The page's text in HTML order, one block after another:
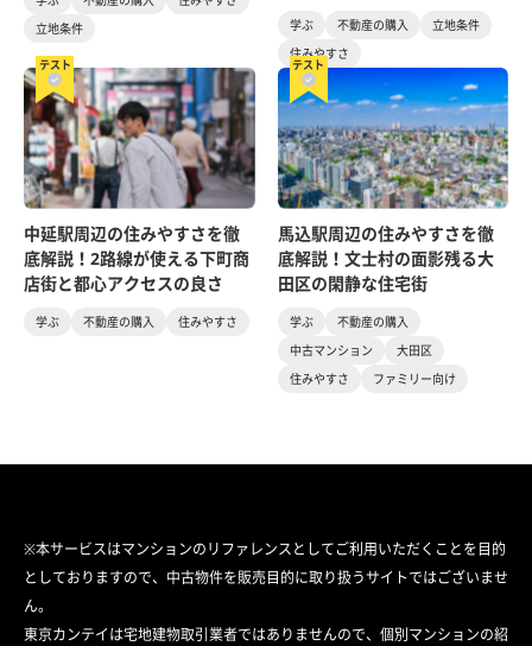
立地条件
学ぶ 不動産の購入
立地条件
住みやすさ
テスト
中延駅周辺の住みやすさを徹
底解説！2路線が使える下町商
店街と都心アクセスの良さ
学ぶ 不動産の購入 住みやすさ
テスト
馬込駅周辺の住みやすさを徹
底解説！文士村の面影残る大
田区の閑静な住宅街
学ぶ
不動産の購入
中古マンション
大田区
住みやすさ
ファミリー向け
※本サービスはマンションのリファレンスとしてご利用いただくことを目的
としておりますので、中古物件を販売目的に取り扱うサイトではございませ
ん。
東京カンテイは宅地建物取引業者ではありませんので、個別マンションの紹